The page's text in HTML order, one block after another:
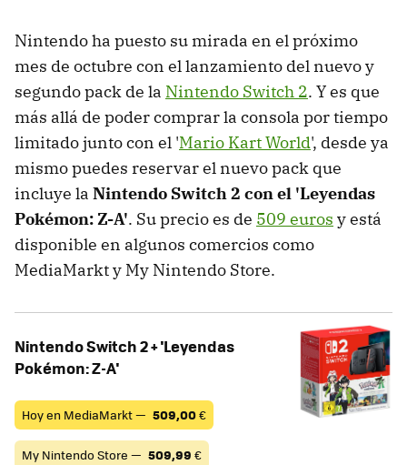
Nintendo ha puesto su mirada en el próximo
mes de octubre con el lanzamiento del nuevo y
segundo pack de la Nintendo Switch 2. Y es que
más allá de poder comprar la consola por tiempo
limitado junto con el 'Mario Kart World', desde ya
mismo puedes reservar el nuevo pack que
incluye la Nintendo Switch 2 con el 'Leyendas
Pokémon: Z-A'. Su precio es de 509 euros y está
disponible en algunos comercios como
MediaMarkt y My Nintendo Store.
Nintendo Switch 2 + 'Leyendas
Pokémon: Z-A'
Hoy en MediaMarkt — 509,00€
My Nintendo Store — 509,99 €